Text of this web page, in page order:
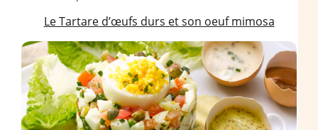
Le Tartare d’œufs durs et son oeuf mimosa